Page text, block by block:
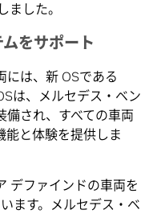
した。
をサポート
には、新 OSである
は、メルセデス・ベン
備され、すべての車両
能と体験を提供しま
デファインドの車両を
ます。メルセデス・ベ